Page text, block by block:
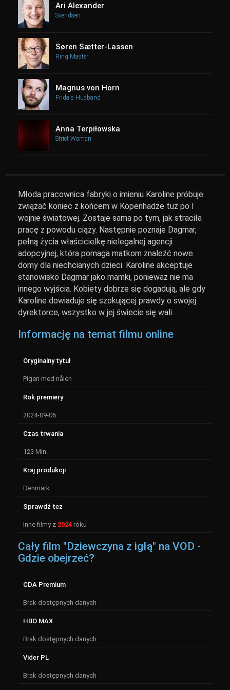
Ari Alexander
Svendsen
Søren Sætter-Lassen
Ring Master
Magnus von Horn
Frida's Husband
Anna Terpiłowska
Strict Woman
Młoda pracownica fabryki o imieniu Karoline próbuje
związać koniec z końcem w Kopenhadze tuż po I
wojnie światowej. Zostaje sama po tym, jak straciła
pracę z powodu ciąży. Następnie poznaje Dagmar,
pełną życia właścicielkę nielegalnej agencji
adopcyjnej, która pomaga matkom znaleźć nowe
domy dla niechcianych dzieci. Karoline akceptuje
stanowisko Dagmar jako mamki, ponieważ nie ma
innego wyjścia. Kobiety dobrze się dogadują, ale gdy
Karoline dowiaduje się szokującej prawdy o swojej
dyrektorce, wszystko w jej świecie się wali.
Informację na temat filmu online
Oryginalny tytuł
Pigen med nålen
Rok premiery
2024-09-06
Czas trwania
123 Min.
Kraj produkcji
Denmark
Sprawdź też
Inne filmy z 2024 roku
Cały film "Dziewczyna z igłą" na VOD -
Gdzie obejrzeć?
CDA Premium
Brak dostępnych danych
HBO MAX
Brak dostępnych danych
Vider PL
Brak dostępnych danych